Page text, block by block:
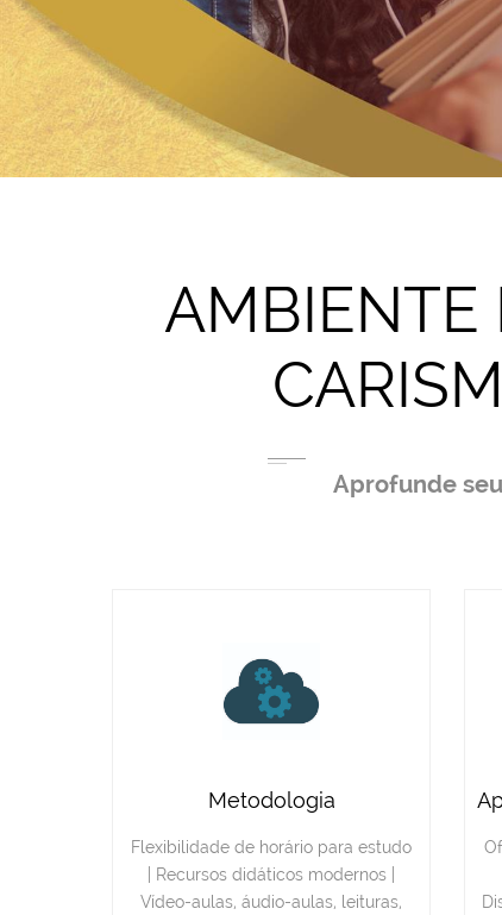
AMBIENTE
Aprofunde
Metodologia
Flexibilidade de horário para estudo
| Recursos didáticos modernos |
Vídeo-aulas, áudio-aulas, leituras,